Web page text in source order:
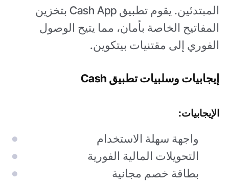
المبتدئين. يقوم تطبيق Cash App بتخزين
المفاتيح الخاصة بأمان، مما يتيح الوصول
الفوري إلى مقتنيات بيتكوين.
إيجابيات وسلبيات تطبيق Cash
الإيجابيات:
واجهة سهلة الاستخدام
التحويلات المالية الفورية
بطاقة خصم مجانية